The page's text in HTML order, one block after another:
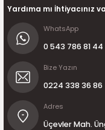
Yardıma mı İhtiyacınız
WhatsApp
0 543 786 81 44
Bize Yazın
0224 338 36 86
Adres
Üçevler Mah.